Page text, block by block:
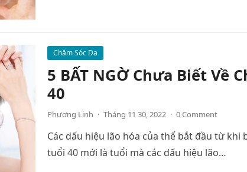
Chăm Sóc Da
5 BẤT NGỜ Chưa Biết Về
40
Phương Linh · Tháng 11 30, 2022 · 0 Comment
Các dấu hiệu lão hóa của thể bắt đầu từ khi
tuổi 40 mới là tuổi mà các dấu hiệu lão…